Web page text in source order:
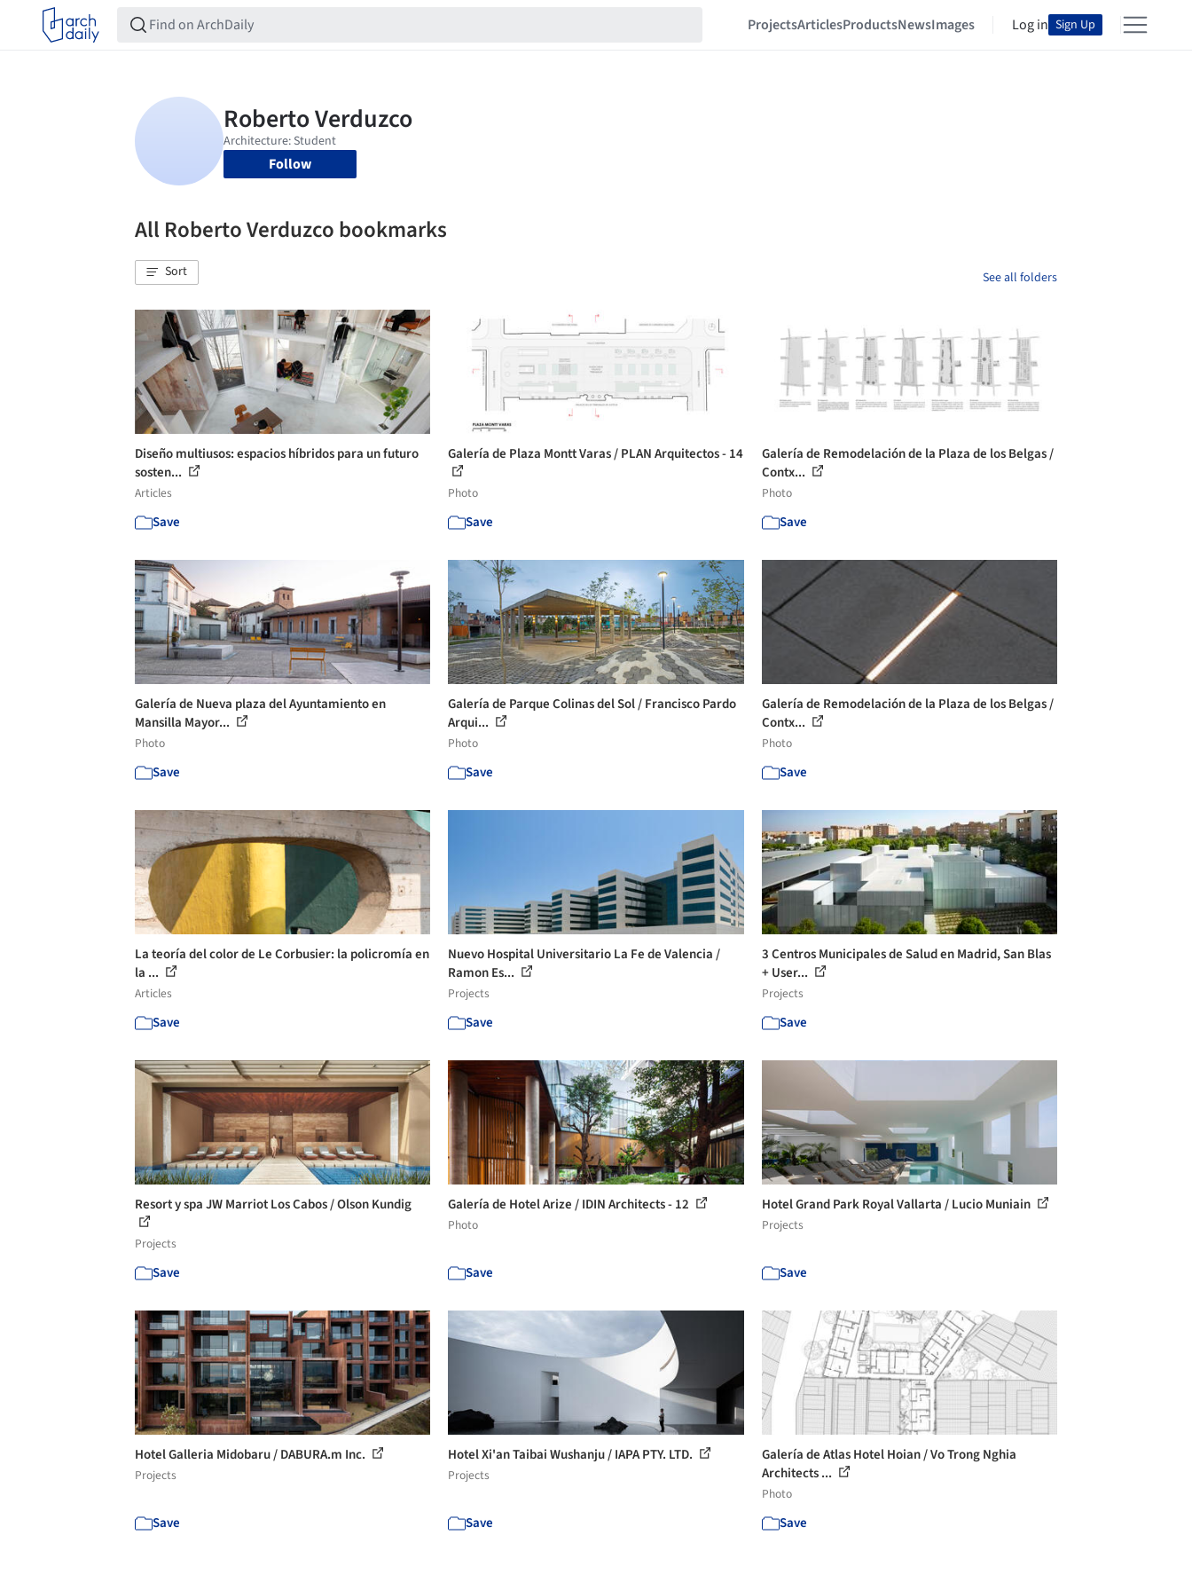
ProjectsArticlesProductsNewsImages Log in Sign Up
Follow
All Roberto Verduzco bookmarks
Sort See all folders
Diseño multiusos: espacios híbridos para un futuro
sosten...
Articles
Save
Galería de Plaza Montt Varas / PLAN Arquitectos - 14
Photo
Save
Galería de Remodelación de la Plaza de los Belgas /
Contx...
Photo
Save
Galería de Nueva plaza del Ayuntamiento en
Mansilla Mayor...
Photo
Save
Galería de Parque Colinas del Sol / Francisco Pardo
Arqui...
Photo
Save
Galería de Remodelación de la Plaza de los Belgas /
Contx...
Photo
Save
La teoría del color de Le Corbusier: la policromía en
la ...
Articles
Save
Nuevo Hospital Universitario La Fe de Valencia /
Ramon Es...
Projects
Save
3 Centros Municipales de Salud en Madrid, San Blas
+ User...
Projects
Save
Resort y spa JW Marriot Los Cabos / Olson Kundig
Projects
Save
Galería de Hotel Arize / IDIN Architects - 12
Photo
Save
Hotel Grand Park Royal Vallarta / Lucio Muniain
Projects
Save
Hotel Galleria Midobaru / DABURA.m Inc.
Projects
Save
Hotel Xi'an Taibai Wushanju / IAPA PTY. LTD.
Projects
Save
Galería de Atlas Hotel Hoian / Vo Trong Nghia
Architects ...
Photo
Save